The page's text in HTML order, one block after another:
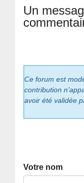
Un
Ce forum est
contribution
avoir été validée
Votre nom